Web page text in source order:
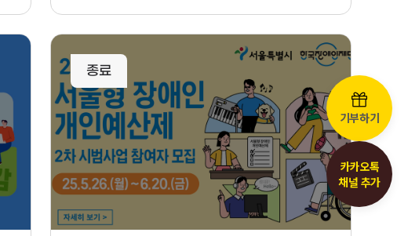
사업신청
리스트
기부하기
카카오톡
채널 추가